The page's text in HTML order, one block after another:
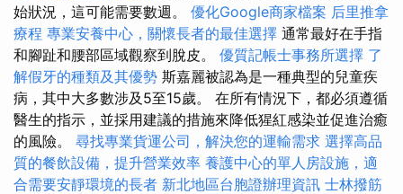
始狀況，這可能需要數週。 優化Google商家檔案 后里推拿
療程 專業安養中心，關懷長者的最佳選擇 通常最好在手指
和腳趾和腰部區域觀察到脫皮。 優質記帳士事務所選擇 了
解假牙的種類及其優勢 斯嘉麗被認為是一種典型的兒童疾
病，其中大多數涉及5至15歲。 在所有情況下，都必須遵循
醫生的指示，並採用建議的措施來降低猩紅感染並促進治癒
的風險。 尋找專業貨運公司，解決您的運輸需求 選擇高品
質的餐飲設備，提升營業效率 養護中心的單人房設施，適
合需要安靜環境的長者 新北地區台胞證辦理資訊 士林撥筋